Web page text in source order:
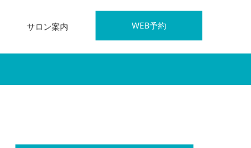
WEB予約
サロン案内